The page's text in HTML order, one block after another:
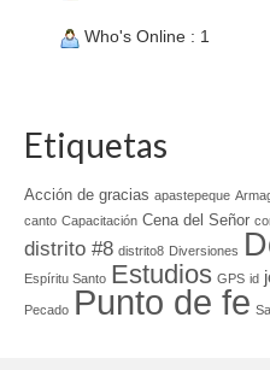
Who's Online : 1
Etiquetas
Acción de gracias apastepeque
canto Capacitación Cena del Señor
distrito #8 distrito8 Diversiones
Espíritu Santo Estudios GPS id
Pecado Punto de fe